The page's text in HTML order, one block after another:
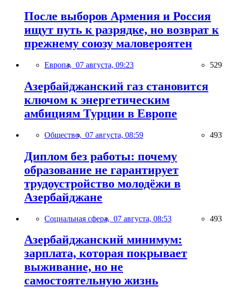
После выборов Армения и Россия
ищут путь к разрядке, но возврат к
прежнему союзу маловероятен
Европа, 07 августа, 09:23 529
Азербайджанский газ становится
ключом к энергетическим
амбициям Турции в Европе
Общество, 07 августа, 08:59 493
Диплом без работы: почему
образование не гарантирует
трудоустройство молодёжи в
Азербайджане
Социальная сфера, 07 августа, 08:53 493
Азербайджанский минимум:
зарплата, которая покрывает
выживание, но не
самостоятельную жизнь